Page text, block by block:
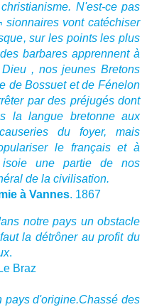
N'est-ce pas
vont catéchiser
sur les points les plus
barbares apprennent à
, nos jeunes Bretons
de Bossuet et de Fénelon
par des préjugés dont
la langue bretonne aux
du foyer, mais
le français et à
une partie de nos
de la civilisation.
à Vannes. 1867
notre pays un obstacle
la détrôner au profit du
.
Braz
pays d'origine.Chassé des